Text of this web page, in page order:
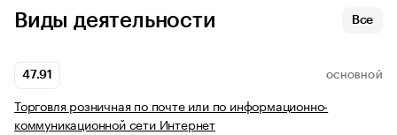
Виды деятельности Все
47.91 ОСНОВНОЙ
Торговля розничная по почте или по информационно-
коммуникационной сети Интернет